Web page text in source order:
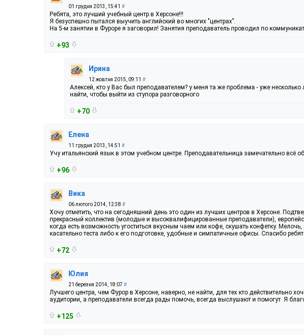
01 грудня 2013, 15:41 #
Ребята, это лучший учебный центр в Херсоне!!!
Я безуспешно пытался выучить английский во многих "центрах".
На 5-м занятии в Фуроре я заговорил! Занятия преподаватель проводил по
+93
Ирина
12 жовтня 2015, 09:11 #
Алексей, кто у Вас был преподавателем? у меня та же проблема - уже несколько
найти, чтобы выйти из ступора разговорного
+70
Елена
11 грудня 2013, 14:51 #
Учу итальянский язык в этом учебном центре. Преподавательница замечательно всё
+96
Вика
06 лютого 2014, 12:38 #
Хочу отметить, что на сегодняшний день это один из лучших центров в Херсоне.
прекрасный коллектив (молодые и высоквалифицированные преподаватели),
когда есть возможность угоститься вкусным чаем или кофе, скушать конфетку.
касательно теста либо к его подготовке, удобные и симпатичные офисы. Спасибо
+72
Юлия
21 березня 2014, 18:07 #
Лучшего центра, чем Фурор в Херсоне, наверно, не найти, для тех кто действительно
аудитории, а преподаватели всегда рады помочь, всегда выслушают и помогут. Я
+125